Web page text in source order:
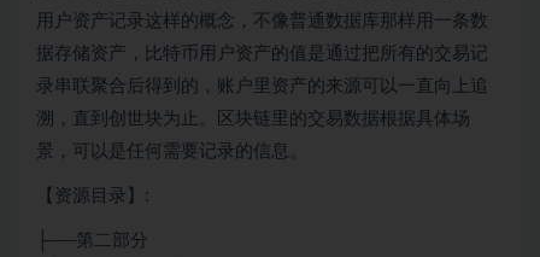
用户资产记录这样的概念，不像普通数据库那样用一条数
据存储资产，比特币用户资产的值是通过把所有的交易记
录串联聚合后得到的，账户里资产的来源可以一直向上追
溯，直到创世块为止。区块链里的交易数据根据具体场
景，可以是任何需要记录的信息。
【资源目录】:
├──第二部分